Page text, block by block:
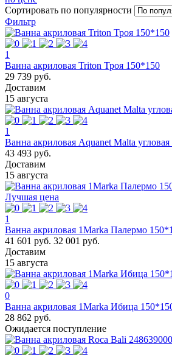
Сортировать по популярности
Фильтр
1
Ванна акриловая Triton Троя 150*150
29 739 руб.
Доставим
15 августа
1
Ванна акриловая Aquanet Malta
43 493 руб.
Доставим
15 августа
Лучшая цена
1
Ванна акриловая 1Marka Палермо
41 601 руб. 32 001 руб.
Доставим
15 августа
0
Ванна акриловая 1Marka Ибица
28 862 руб.
Ожидается поступление